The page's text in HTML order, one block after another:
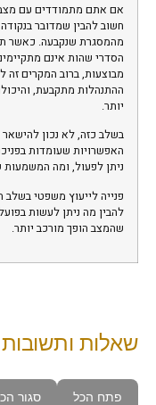
אם אתם מתמודדים עם מצב
חשוב להבין שמדובר
מהמסגרת שנקבעה. כאשר
הסדרי שהות אינם
מבוצעות, ברוב המקרים זה
ההתנהלות מתקבעת,
יותר.
בשלב כזה, לא נכון להישאר
האפשרויות שעומדות
ניתן לפעול, ומה המשמעות
פנייה לייעוץ משפטי
להבין מה ניתן לעשות
שהמצב הופך מורכב יותר.
שאלות ותשובות
פתח הכל סגור הכל